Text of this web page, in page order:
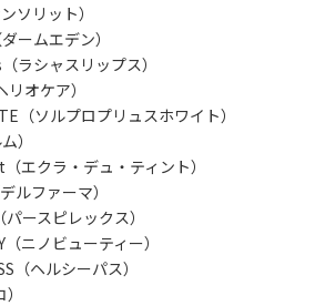
ソリット）
ームエデン）
ラシャスリップス）
オケア）
（ソルプロプリュスホワイト）
）
エクラ・デュ・ティント）
ルファーマ）
ースピレックス）
ニノビューティー）
（ヘルシーパス）